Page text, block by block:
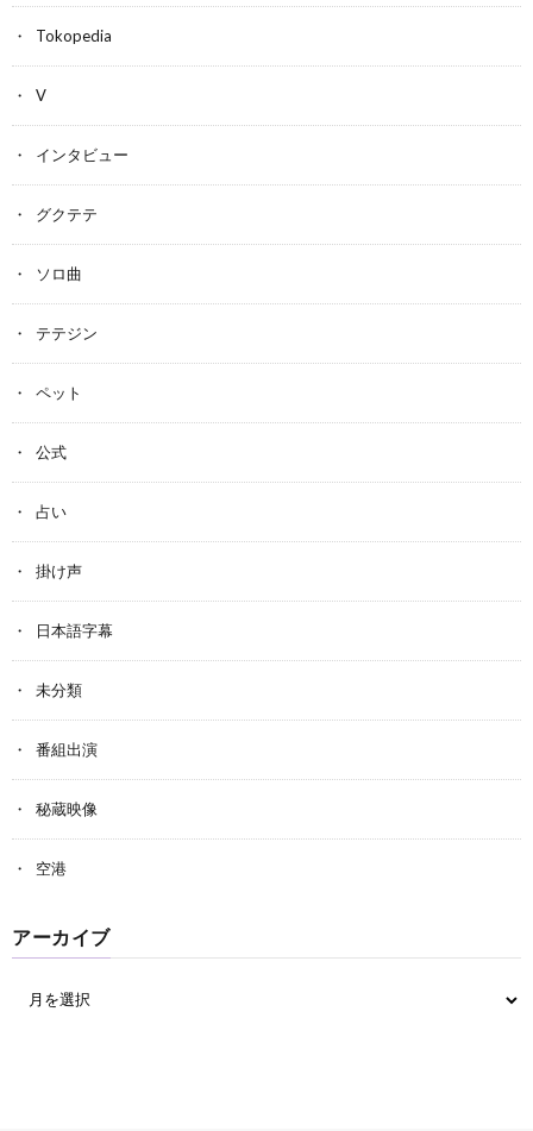
Tokopedia
V
インタビュー
グクテテ
ソロ曲
テテジン
ペット
公式
占い
掛け声
日本語字幕
未分類
番組出演
秘蔵映像
空港
アーカイブ